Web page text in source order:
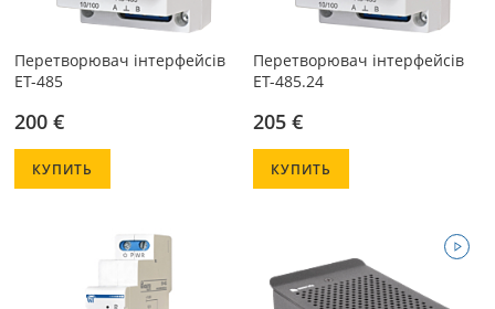
Перетворювач інтерфейсів
ЕТ-485
200 €
КУПИТЬ
Перетворювач інтерфейсів
ET-485.24
205 €
КУПИТЬ